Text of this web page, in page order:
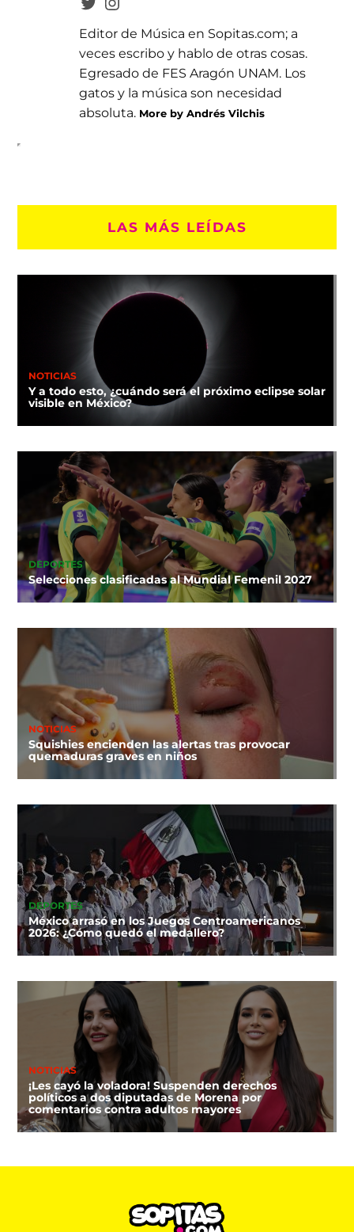
Editor de Música en Sopitas.com; a
veces escribo y hablo de otras cosas.
Egresado de FES Aragón UNAM. Los
gatos y la música son necesidad
absoluta. More by Andrés Vilchis
LAS MÁS LEÍDAS
NOTICIAS
Y a todo esto, ¿cuándo será el próximo eclipse solar
visible en México?
DEPORTES
Selecciones clasificadas al Mundial Femenil 2027
NOTICIAS
Squishies encienden las alertas tras provocar
quemaduras graves en niños
DEPORTES
México arrasó en los Juegos Centroamericanos
2026: ¿Cómo quedó el medallero?
NOTICIAS
¡Les cayó la voladora! Suspenden derechos
políticos a dos diputadas de Morena por
comentarios contra adultos mayores